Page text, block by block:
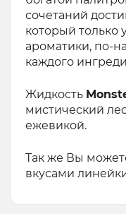
сочетаний
который только
ароматики, по-
каждого
Жидкость
мистический
ежевикой.
Так же Вы
вкусами